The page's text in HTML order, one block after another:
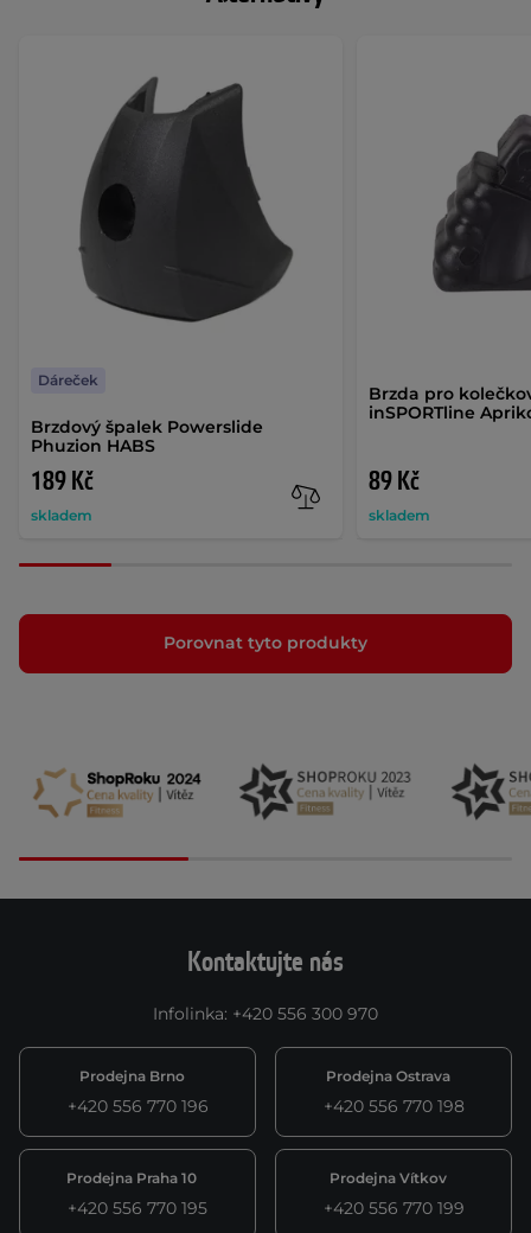
Brzdový špalek Powerslide
Phuzion HABS
189 Kč
skladem
Dáreček
Brzda pro
inSPORTline
89 Kč
skladem
Porovnat tyto produkty
Kontaktujte nás
Infolinka: +420 556 300 970
Prodejna Brno
+420 556 770 196
Prodejna Ostrava
+420 556 770 198
Prodejna Praha 10
+420 556 770 195
Prodejna Vítkov
+420 556 770 199